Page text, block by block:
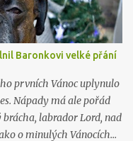
Baronkovi velké přání
prvních Vánoc uplynulo
Nápady má ale pořád
labrador Lord, nad
o minulých Vánocích…